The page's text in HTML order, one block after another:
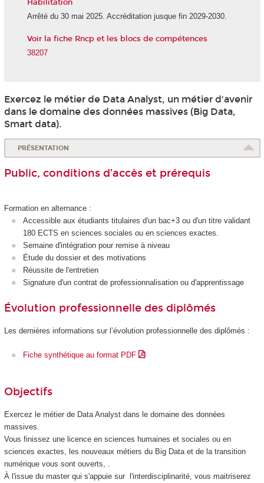
Habilitation
Arrêté du 30 mai 2025. Accréditation jusque fin 2029-2030.
Voir la fiche Rncp et les blocs de compétences
38207
Exercez le métier de Data Analyst, un métier d'avenir
dans le domaine des données massives (Big Data,
Smart data).
PRÉSENTATION
Public, conditions d’accès et prérequis
Formation en alternance:
Accessible aux étudiants titulaires d'un bac+3 ou d'un titre validant
180 ECTS en sciences sociales ou en sciences exactes.
Semaine d'intégration pour remise à niveau
Étude du dossier et des motivations
Réussite de l'entretien
Signature d'un contrat de professionnalisation ou d'apprentissage
Évolution professionnelle des diplômés
Les dernières informations sur l’évolution professionnelle des diplômés :
Fiche synthétique au format PDF
Objectifs
Exercez le métier de Data Analyst dans le domaine des données
massives.
Vous finissez une licence en sciences humaines et sociales ou en
sciences exactes, les nouveaux métiers du Big Data et de la transition
numérique vous sont ouverts, .
À l'issue du master qui s'appuie sur l'interdisciplinarité, vous maitriserez